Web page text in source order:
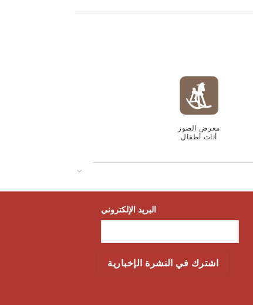
معرض الصور
أثاث أطفال
البريد الإلكتروني